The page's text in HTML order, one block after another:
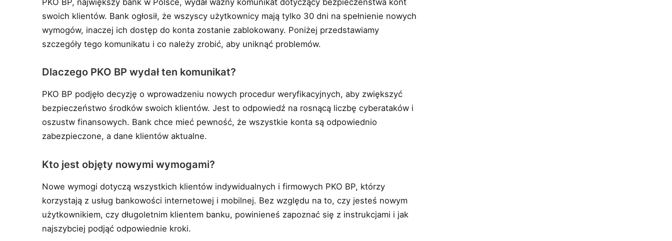
PKO BP, największy bank w Polsce, wydał ważny komunikat dotyczący bezpieczeństwa kont
swoich klientów. Bank ogłosił, że wszyscy użytkownicy mają tylko 30 dni na spełnienie nowych
wymogów, inaczej ich dostęp do konta zostanie zablokowany. Poniżej przedstawiamy
szczegóły tego komunikatu i co należy zrobić, aby uniknąć problemów.
Dlaczego PKO BP wydał ten komunikat?
PKO BP podjęło decyzję o wprowadzeniu nowych procedur weryfikacyjnych, aby zwiększyć
bezpieczeństwo środków swoich klientów. Jest to odpowiedź na rosnącą liczbę cyberataków i
oszustw finansowych. Bank chce mieć pewność, że wszystkie konta są odpowiednio
zabezpieczone, a dane klientów aktualne.
Kto jest objęty nowymi wymogami?
Nowe wymogi dotyczą wszystkich klientów indywidualnych i firmowych PKO BP, którzy
korzystają z usług bankowości internetowej i mobilnej. Bez względu na to, czy jesteś nowym
użytkownikiem, czy długoletnim klientem banku, powinieneś zapoznać się z instrukcjami i jak
najszybciej podjąć odpowiednie kroki.